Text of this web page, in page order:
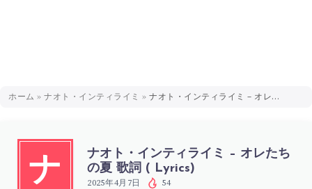
ホーム » ナオト・インティライミ » ナオト・インティライミ – オレたちの夏 歌詞 ( Lyrics)
ナ
ナオト・インティライミ – オレたち
の夏 歌詞 ( Lyrics)
2025年4月7日 54